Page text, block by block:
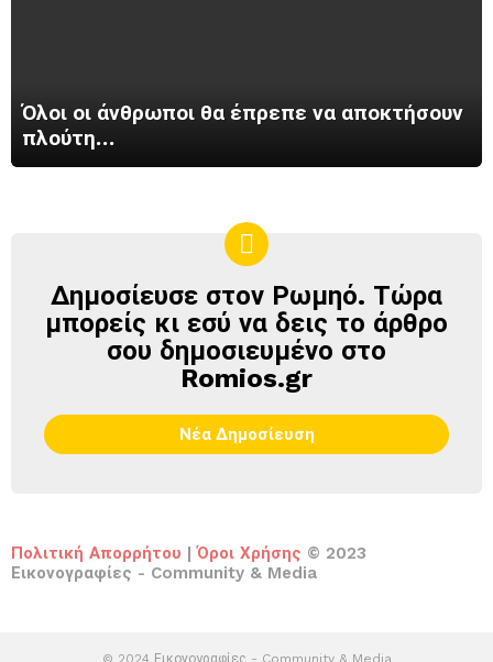
Όλοι οι άνθρωποι θα έπρεπε να αποκτήσουν
πλούτη…
ΔΗΜΟΣΊΕΥΣΕ
ΣΤΟΝ
ΡΩΜΗΌ
Δημοσίευσε στον Ρωμηό. Τώρα
μπορείς κι εσύ να δεις το άρθρο
σου δημοσιευμένο στο
Romios.gr
Νέα Δημοσίευση
Πολιτική Απορρήτου | Όροι Χρήσης © 2023
Εικονογραφίες - Community & Media
© 2024 Εικονογραφίες - Community & Media